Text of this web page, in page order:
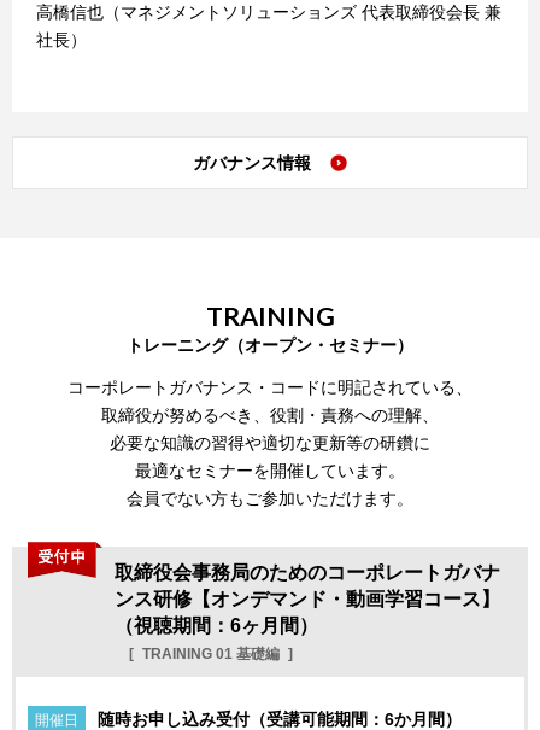
高橋信也（マネジメントソリューションズ 代表取締役会長 兼
社長）
ガバナンス情報
TRAINING
トレーニング（オープン・セミナー）
コーポレートガバナンス・コードに明記されている、
取締役が努めるべき、役割・責務への理解、
必要な知識の習得や適切な更新等の研鑽に
最適なセミナーを開催しています。
会員でない方もご参加いただけます。
取締役会事務局のためのコーポレートガバナ
ンス研修【オンデマンド・動画学習コース】
（視聴期間：6ヶ月間）
TRAINING 01 基礎編
開催日 随時お申し込み受付（受講可能期間：6か月間）